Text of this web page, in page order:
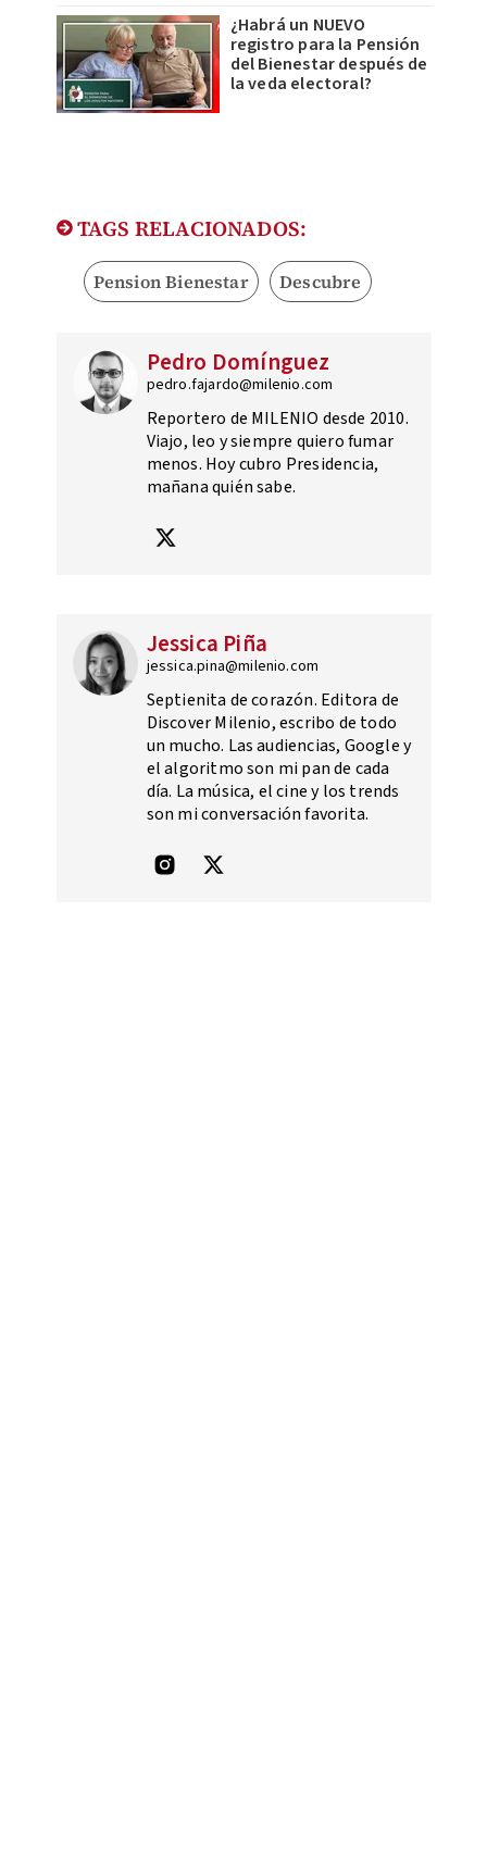
¿Habrá un NUEVO
registro para la Pensión
del Bienestar después de
la veda electoral?
TAGS RELACIONADOS:
Pension Bienestar Descubre
Pedro Domínguez
pedro.fajardo@milenio.com
Reportero de MILENIO desde 2010.
Viajo, leo y siempre quiero fumar
menos. Hoy cubro Presidencia,
mañana quién sabe.
Jessica Piña
jessica.pina@milenio.com
Septienita de corazón. Editora de
Discover Milenio, escribo de todo
un mucho. Las audiencias, Google y
el algoritmo son mi pan de cada
día. La música, el cine y los trends
son mi conversación favorita.